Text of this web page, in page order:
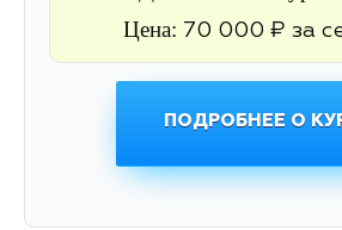
Цена: 70 000 ₽ за
ПОДРОБНЕЕ О